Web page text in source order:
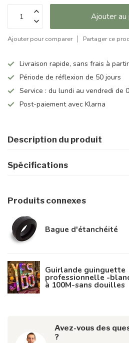
Ajouter au
Ajouter pour comparer Partager ce
Livraison rapide, sans frais à
Période de réflexion de 50 jours
Service : du lundi au vendredi de
Post-paiement avec Klarna
Description du produit
Spécifications
Produits connexes
Bague d'étanchéité
Guirlande guinguette
professionnelle -
à 100M-sans douilles
Avez-vous des
?